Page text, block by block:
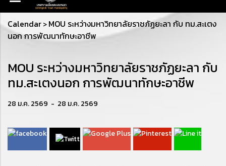
Calendar>MOU ระหว่างมหาวิทยาลัยราชภัฏยะลา กับ ทม.สะเตง
นอก การพัฒนาทักษะอาชีพ
MOU ระหว่างมหาวิทยาลัยราชภัฏยะลา กับ
ทม.สะเตงนอก การพัฒนาทักษะอาชีพ
28 ม.ค. 2569 - 28 ม.ค. 2569